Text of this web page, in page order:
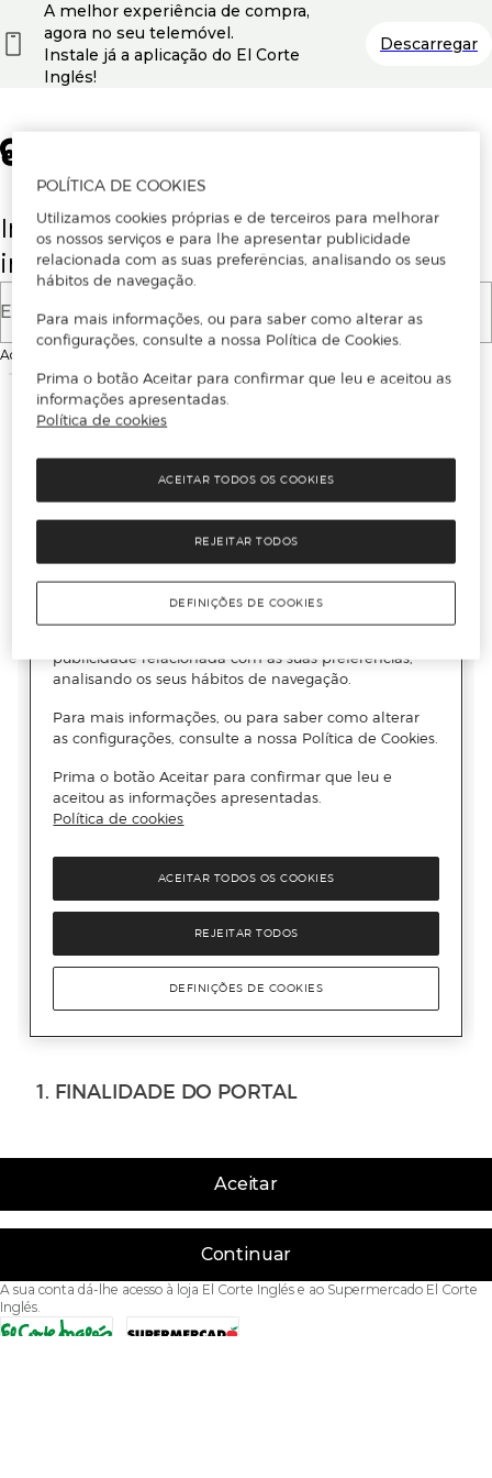
Insira o seu email para se registar ou
iniciar sessão.
E-mail
Ao continuar, aceitas as
Aceitar
Continuar
A sua conta dá-lhe acesso à loja El Corte Inglés e ao Supermercado El Corte
Inglés.
A melhor experiência de compra,
agora no seu telemóvel.
Instale já a aplicação do El Corte
Inglés!
Descarregar
POLÍTICA DE COOKIES
Utilizamos cookies próprias e de terceiros para melhorar
os nossos serviços e para lhe apresentar publicidade
relacionada com as suas preferências, analisando os seus
hábitos de navegação.
Para mais informações, ou para saber como alterar as
configurações, consulte a nossa Política de Cookies.
Prima o botão Aceitar para confirmar que leu e aceitou as
informações apresentadas.
Política de cookies
REJEITAR TODOS
ACEITAR TODOS OS COOKIES
DEFINIÇÕES DE COOKIES